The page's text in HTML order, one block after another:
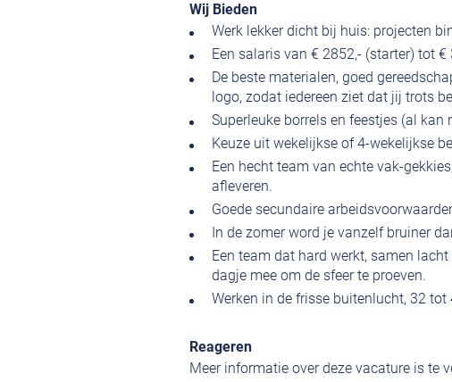
Wij Bieden
Werk lekker dicht bij huis: projecten
Een salaris van € 2852,- (starter) tot
De beste materialen, goed
logo, zodat iedereen ziet dat jij trots
Superleuke borrels en feestjes (al
Keuze uit wekelijkse of 4-wekelijkse
Een hecht team van echte vak-
afleveren.
Goede secundaire
In de zomer word je vanzelf bruiner
Een team dat hard werkt, samen
dagje mee om de sfeer te proeven.
Werken in de frisse buitenlucht, 32 tot
Reageren
Meer informatie over deze vacature is te